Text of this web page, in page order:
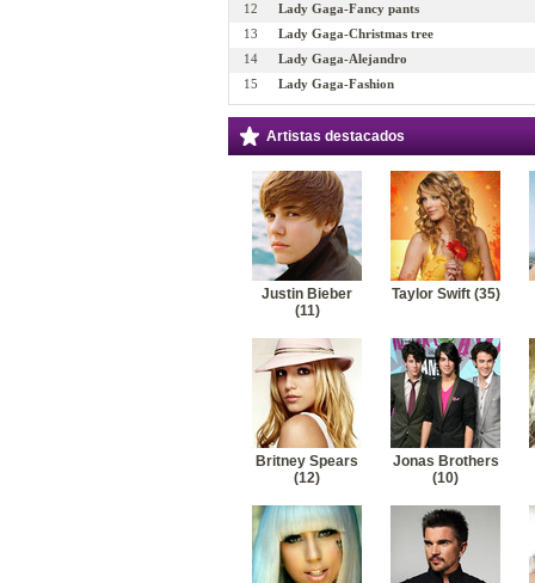
12
Lady Gaga-Fancy pants
13
Lady Gaga-Christmas tree
14
Lady Gaga-Alejandro
15
Lady Gaga-Fashion
Artistas destacados
Justin Bieber
(11)
Taylor Swift (35)
Britney Spears
(12)
Jonas Brothers
(10)